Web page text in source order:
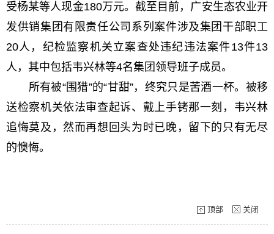
受杨某等人现金180万元。截至目前，广安生态农业开
发供销集团有限责任公司系列案件涉及集团干部职工
20人，纪检监察机关立案查处违纪违法案件13件13
人，其中包括韦兴林等4名集团领导班子成员。
所有被“围猎”的“甘甜”，终究只是苦酒一杯。被移
送检察机关依法审查起诉、戴上手铐那一刻，韦兴林
追悔莫及，然而再想回头为时已晚，留下的只有无尽
的懊悔。
顶部 关闭